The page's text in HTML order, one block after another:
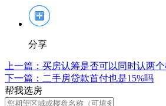
分享
上一篇： 买房认筹是否可以同时认两
下一篇： 二手房贷款首付也是15%吗
帮我选房